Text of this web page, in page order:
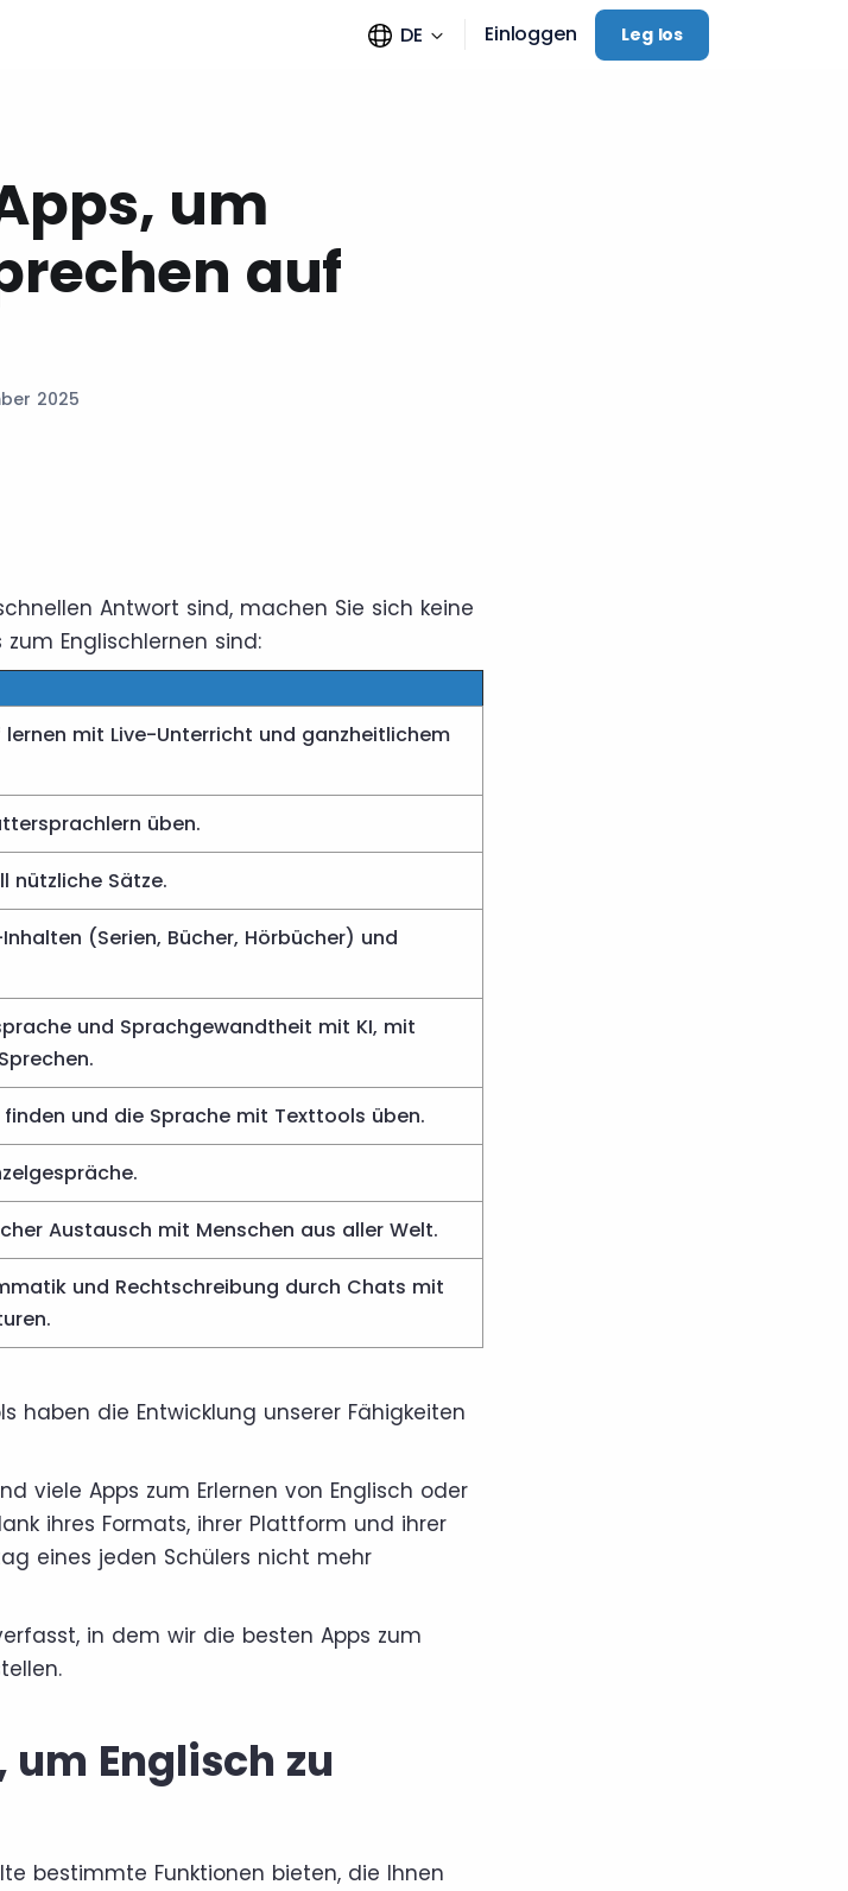
DE Einloggen Leg los
um
auf
2025
Antwort sind, machen Sie sich keine
Englischlernen sind:
lernen mit Live-Unterricht und ganzheitlichem
üben.
nützliche Sätze.
(Serien, Bücher, Hörbücher) und
und Sprachgewandtheit mit KI, mit
finden und die Sprache mit Texttools üben.
Austausch mit Menschen aus aller Welt.
und Rechtschreibung durch Chats mit
haben die Entwicklung unserer Fähigkeiten
viele Apps zum Erlernen von Englisch oder
ihres Formats, ihrer Plattform und ihrer
eines jeden Schülers nicht mehr
in dem wir die besten Apps zum
um Englisch zu
bestimmte Funktionen bieten, die Ihnen